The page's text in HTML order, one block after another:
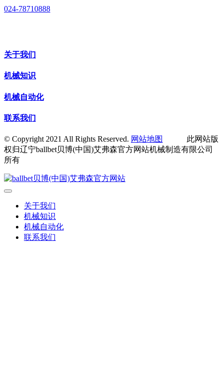
024-78710888
关于我们
机械知识
机械自动化
联系我们
© Copyright 2021 All Rights Reserved. 网站地图
此网站版
权归辽宁ballbet贝博(中国)艾弗森官方网站机械制造有限公司
所有
关于我们
机械知识
机械自动化
联系我们